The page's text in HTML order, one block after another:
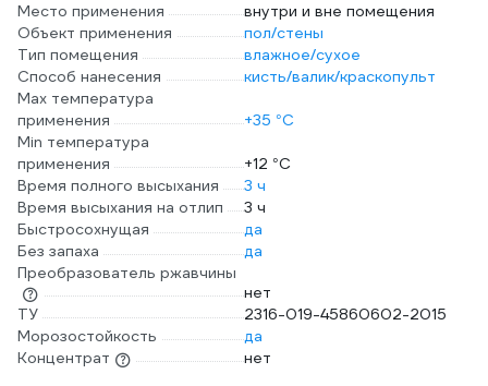
Место применения
внутри и вне помещения
Объект применения
пол/стены
Тип помещения
влажное/сухое
Способ нанесения
кисть/валик/краскопульт
Max температура
применения
+35 °С
Min температура
применения
+12 °С
Время полного высыхания
3 ч
Время высыхания на отлип
3 ч
Быстросохнущая
да
Без запаха
да
Преобразователь ржавчины
нет
ТУ
2316-019-45860602-2015
Морозостойкость
да
Концентрат
нет